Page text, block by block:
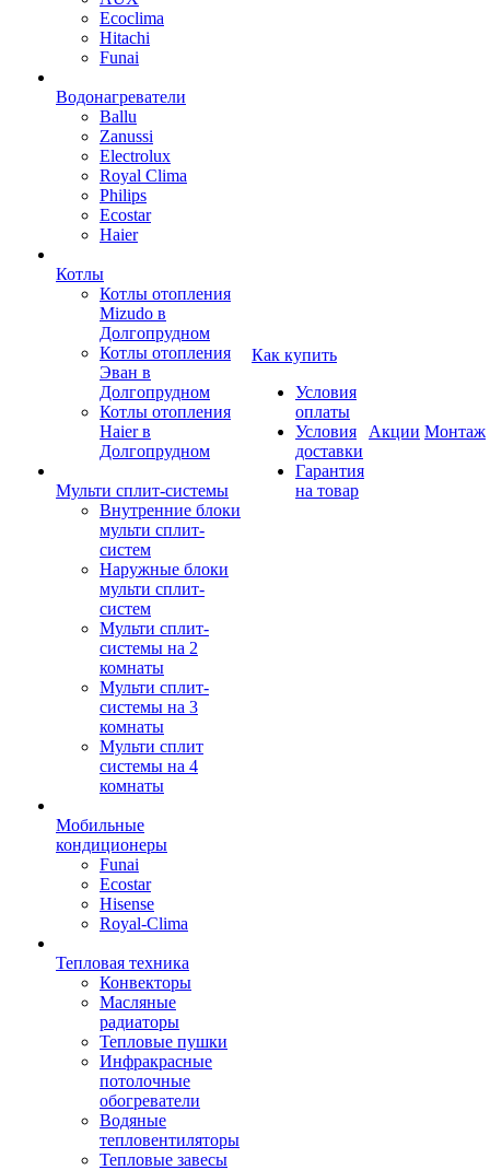
Ecoclima
Hitachi
Funai
Водонагреватели
Ballu
Zanussi
Electrolux
Royal Clima
Philips
Ecostar
Haier
Котлы
Котлы отопления
Mizudo в
Долгопрудном
Котлы отопления
Эван в
Долгопрудном
Котлы отопления
Haier в
Долгопрудном
Мульти сплит-системы
Внутренние блоки
мульти сплит-
систем
Наружные блоки
мульти сплит-
систем
Мульти сплит-
системы на 2
комнаты
Мульти сплит-
системы на 3
комнаты
Мульти сплит
системы на 4
комнаты
Мобильные
кондиционеры
Funai
Ecostar
Hisense
Royal-Clima
Тепловая техника
Конвекторы
Масляные
радиаторы
Тепловые пушки
Инфракрасные
потолочные
обогреватели
Водяные
тепловентиляторы
Тепловые завесы
Как купить
Условия
оплаты
Условия
доставки
Гарантия
на товар
Акции Монтаж